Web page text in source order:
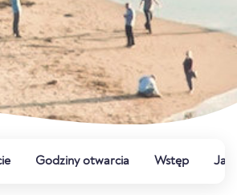
Godziny otwarcia Wstęp